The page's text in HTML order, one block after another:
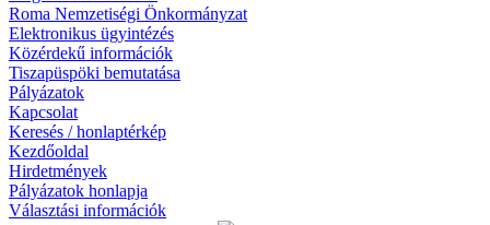
Roma Nemzetiségi Önkormányzat
Elektronikus ügyintézés
Közérdekű információk
Tiszapüspöki bemutatása
Pályázatok
Kapcsolat
Keresés / honlaptérkép
Kezdőoldal
Hirdetmények
Pályázatok honlapja
Választási információk